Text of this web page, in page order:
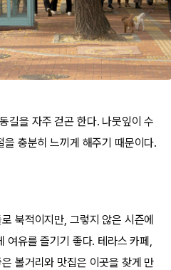
길을 자주 걷곤 한다. 나뭇잎이 수
충분히 느끼게 해주기 때문이다.
북적이지만, 그렇지 않은 시즌에
여유를 즐기기 좋다. 테라스 카페,
볼거리와 맛집은 이곳을 찾게 만